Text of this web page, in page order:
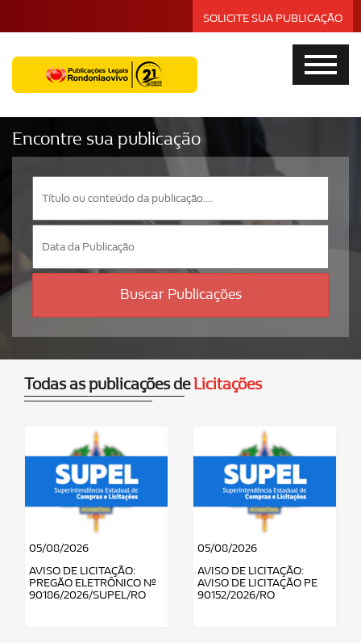
SOLICITE SUA PUBLICAÇÃO
Encontre sua publicação
Buscar Publicações
Todas as publicações deLicitações
05/08/2026
AVISO DE LICITAÇÃO:
PREGÃO ELETRÔNICO Nº
90186/2026/SUPEL/RO
05/08/2026
AVISO DE LICITAÇÃO:
AVISO DE LICITAÇÃO PE
90152/2026/RO